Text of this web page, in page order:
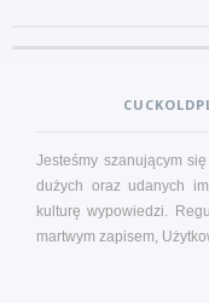
Jesteśmy szanującym
dużych oraz udanych
kulturę wypowiedzi.
martwym zapisem,